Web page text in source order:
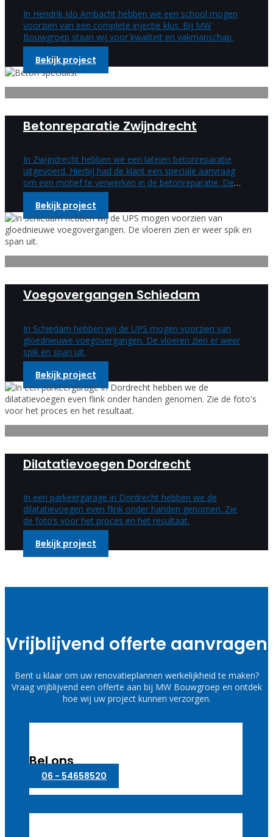
In Hendrik Ido Ambacht hebben we een school mogen
voorzien van een complete injectie klus. Bij MW
Bouwgroep staan wij voor kwaliteit en vakmanschap.
Bekijk project
Betonreparatie Zwijndrecht
In Zwijndrecht hebben we een lateien betonreparatie
uitgevoerd. Hierbij had de klant een speciale aanvraag
om een motief te verwerken in de betonreparatie. Deze
speciale wens hebben wij uitgevoerd en is een enorm
mooi resultaat geworden.
Bekijk project
Voegovergangen Schiedam
In Schiedam hebben wij de UPS mogen voorzien van
gloednieuwe voegovergangen. De vloeren zien er weer
spik en span uit.
Bekijk project
Dilatatievoegen Dordrecht
In een parkeergarage in Dordrecht hebben we de
dilatatievoegen even flink onder handen genomen. Zie
de foto’s voor het proces en het resultaat.
Bekijk project
Vrijblijvend offerte aanvragen
Bent u klaar om uw renovatieplannen werkelijkheid te maken?
Vraag vrijblijvend een offerte aan bij MW Bouwgroep en ontdek
hoe wij uw project kunnen verzorgen.
Bel ons
06 - 54658520